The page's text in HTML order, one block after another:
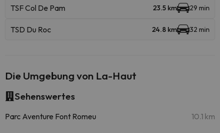
TSF Col De Pam 23.5 km 29 min
TSD Du Roc 24.8 km 32 min
Die Umgebung von La-Haut
Sehenswertes
Parc Aventure Font Romeu 10.1 km